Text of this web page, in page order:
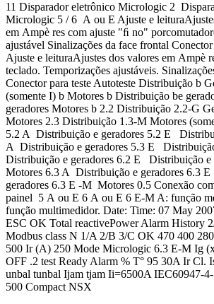
11 Disparador eletrônico Micrologic 2
Micrologic 5 / 6 A ou E Ajuste e
em Ampè res com ajuste "ﬁ no"
ajustável Sinalizações da face frontal
Ajuste e leituraAjustes dos valores em Ampè
teclado. Temporizações ajustáveis.
Conector para teste Autoteste Distribuição b
(somente I) b Motores b Distribuição be
geradores Motores b 2.2 Distribuição 2.2-G
Motores 2.3 Distribuição 1.3-M Motores
5.2 A Distribuição e geradores 5.2 E
A Distribuição e geradores 5.3 E
Distribuição e geradores 6.2 E Distribuição e
Motores 6.3 A Distribuição e geradores 6.3
geradores 6.3 E -M Motores 0.5 Conexão
painel 5 A ou E 6 A ou E 6 E-M A: função
função multimedidor. Date: Time: 07 May
ESC OK Total reactivePower Alarm History
Modbus class N 1/A 2/B 3/C OK 470 400
500 Ir (A) 250 Mode Micrologic 6.3 E-M Ig
OFF .2 test Ready Alarm % T° 95 30A Ir Cl.
unbal tunbal Ijam tjam Ii=6500A IEC60947-
500 Compact NSX